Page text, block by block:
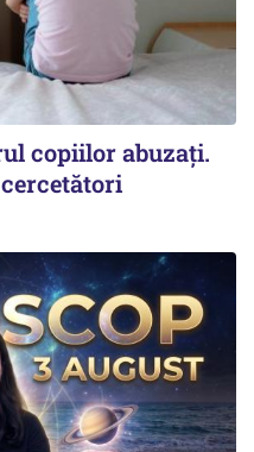
copiilor abuzați.